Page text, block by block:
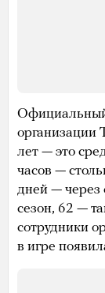
Официальный
организации
лет — это
часов —
дней — через
сезон, 62 —
сотрудники
в игре